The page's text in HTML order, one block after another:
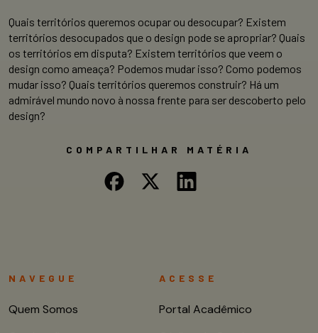
Quais territórios queremos ocupar ou desocupar? Existem
territórios desocupados que o design pode se apropriar? Quais
os territórios em disputa? Existem territórios que veem o
design como ameaça? Podemos mudar isso? Como podemos
mudar isso? Quais territórios queremos construir? Há um
admirável mundo novo à nossa frente para ser descoberto pelo
design?
COMPARTILHAR MATÉRIA
NAVEGUE
Quem Somos
ACESSE
Portal Acadêmico